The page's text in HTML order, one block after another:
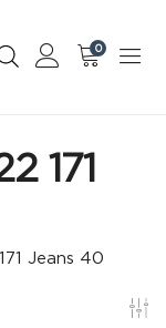
0
171
Jeans 40